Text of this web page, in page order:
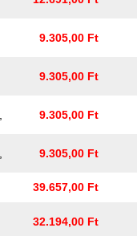
9.305,00 Ft
9.305,00 Ft
9.305,00 Ft
9.305,00 Ft
39.657,00 Ft
32.194,00 Ft